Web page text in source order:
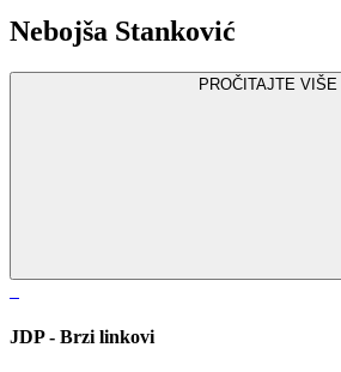
Nebojša Stanković
PROČITAJTE VIŠE
JDP - Brzi linkovi